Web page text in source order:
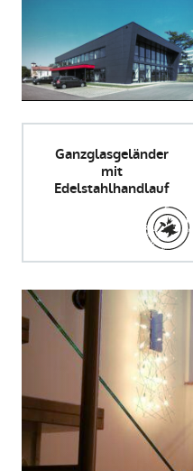
Ganzglasgeländer
mit
Edelstahlhandlauf